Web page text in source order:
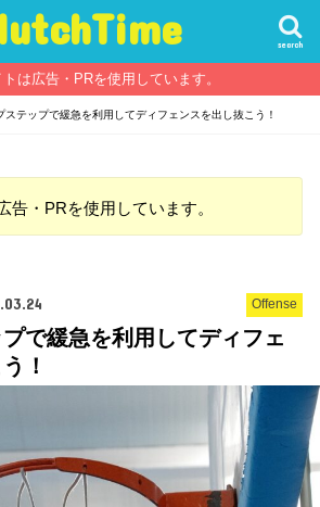
search
は広告・PRを使用しています。
ステップで緩急を利用してディフェンスを出し抜こう！
告・PRを使用しています。
Offense
で緩急を利用してディフェ
！